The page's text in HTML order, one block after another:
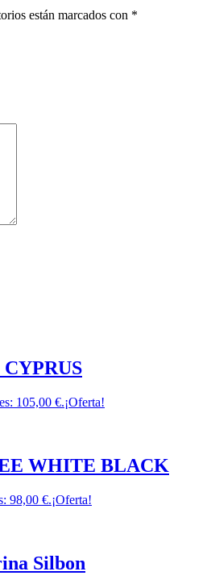
están marcados con *
105,00 €.¡Oferta!
WHITE BLACK
98,00 €.¡Oferta!
Silbon